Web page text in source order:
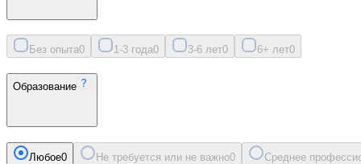
Без опыта0 1-3 года0 3-6 лет0 6+ лет0
Образование
Любое0 Не требуется или не важно0 Среднее